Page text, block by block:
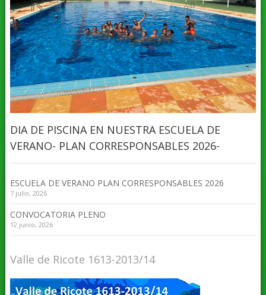
DIA DE PISCINA EN NUESTRA ESCUELA DE
VERANO- PLAN CORRESPONSABLES 2026-
ESCUELA DE VERANO PLAN CORRESPONSABLES 2026
7 julio, 2026
CONVOCATORIA PLENO
12 junio, 2026
Valle de Ricote 1613-2013/14